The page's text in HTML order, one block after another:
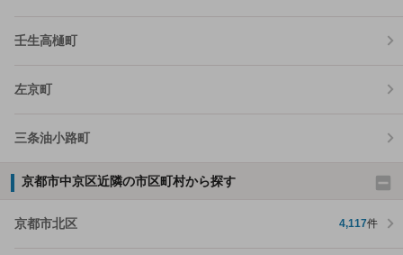
壬生高樋町
左京町
三条油小路町
京都市中京区近隣の市区町村から探す
京都市北区 4,117件